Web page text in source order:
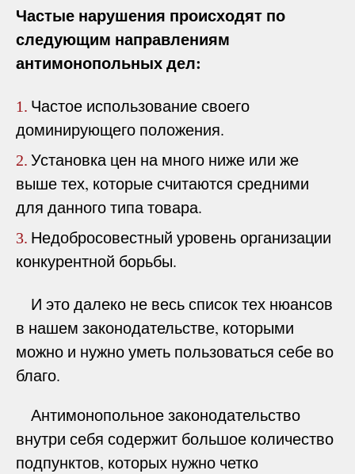
Частые нарушения происходят по
следующим направлениям
антимонопольных дел:
1. Частое использование своего
доминирующего положения.
2. Установка цен на много ниже или же
выше тех, которые считаются средними
для данного типа товара.
3. Недобросовестный уровень организации
конкурентной борьбы.
И это далеко не весь список тех нюансов
в нашем законодательстве, которыми
можно и нужно уметь пользоваться себе во
благо.
Антимонопольное законодательство
внутри себя содержит большое количество
подпунктов, которых нужно четко